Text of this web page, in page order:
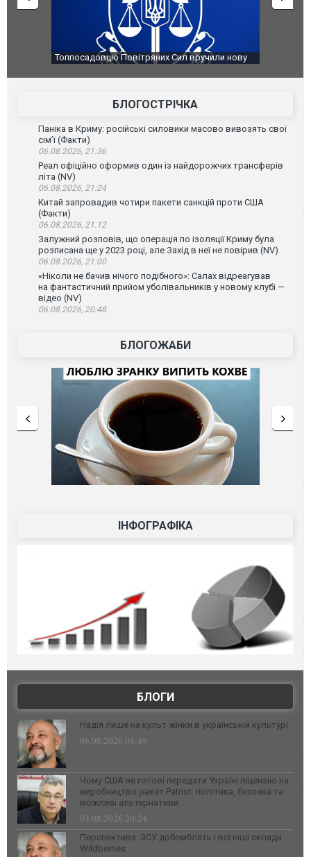
Сили оборони уразили Ярославський НПЗ:
атаку. ВІДЕО
Неймар
БЛОГОСТРІЧКА
Паніка в Криму: російські силовики масово вивозять свої
сім’ї (Факти)
06.08.2026, 21:36
Реал офіційно оформив один із найдорожчих трансферів
літа (NV)
06.08.2026, 21:24
Китай запровадив чотири пакети санкцій проти США
(Факти)
06.08.2026, 21:12
Залужний розповів, що операція по ізоляції Криму була
розписана ще у 2023 році, але Захід в неї не повірив (NV)
06.08.2026, 21:00
«Ніколи не бачив нічого подібного»: Салах відреагував
на фантастичний прийом уболівальників у новому клубі —
відео (NV)
06.08.2026, 20:48
БЛОГОЖАБИ
ІНФОГРАФІКА
БЛОГИ
Надія лише на культ жінки в українській культурі
06.08.2026 08:49
Чому США не готові передати Україні ліцензію на
виробництво ракет Patriot: політика, безпека та
можливі альтернативи
03.08.2026 20:24
Перспектива: ЗСУ добомблять і всі інші склади
Wildberries